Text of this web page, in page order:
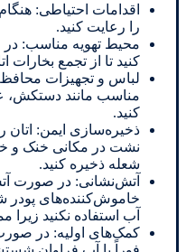
اقدامات احتیاطی:
را رعایت کنید.
محیط تهویه مناسب: در
کنید تا از تجمع بخارات
لباس و تجهیزات
مناسب مانند دستکش،
کنید.
ذخیره‌سازی ایمن:
نشت در مکانی خنک و
شعله ذخیره کنید.
آتش‌نشانی: در صورت
خاموش‌کننده‌های پودر
آب استفاده نکنید
کمک‌های اولیه: در